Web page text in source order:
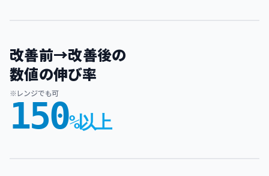
改善前→改善後の
数値の伸び率
※レンジでも可
150%以上